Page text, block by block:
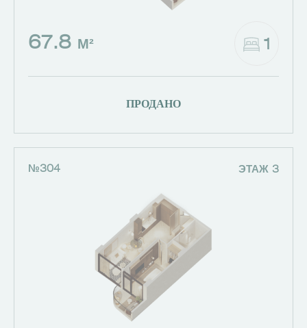
67.8 М² 1
ПРОДАНО
№304 ЭТАЖ 3